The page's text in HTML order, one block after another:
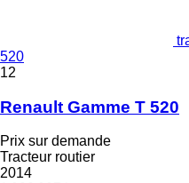
520
12
Renault Gamme T 520
Prix sur demande
Tracteur routier
2014